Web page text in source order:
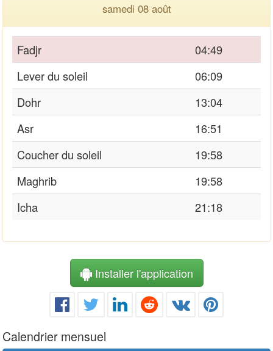
samedi 08 août
Fadjr
04:49
Lever du soleil
06:09
Dohr
13:04
Asr
16:51
Coucher du soleil
19:58
Maghrib
19:58
Icha
21:18
Installer l'application
Calendrier mensuel